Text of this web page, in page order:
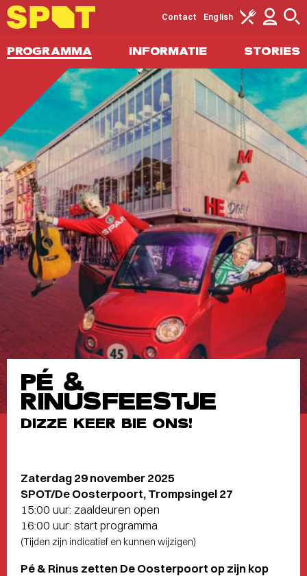
PROGRAMMA INFORMATIE STORIES
Contact English
PÉ &
RINUSFEESTJE
DIZZE KEER BIE ONS!
Zaterdag 29 november 2025
SPOT/De Oosterpoort, Trompsingel 27
15:00 uur: zaaldeuren open
16:00 uur: start programma
(Tijden zijn indicatief en kunnen wijzigen)
Pé & Rinus zetten De Oosterpoort op zijn kop